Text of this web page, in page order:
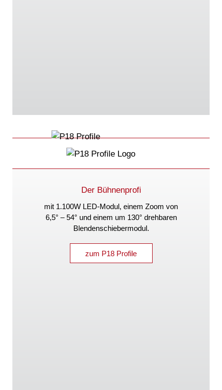
Der Bühnenprofi
mit 1.100W LED-Modul, einem Zoom von
6,5° – 54° und einem um 130° drehbaren
Blendenschiebermodul.
zum P18 Profile